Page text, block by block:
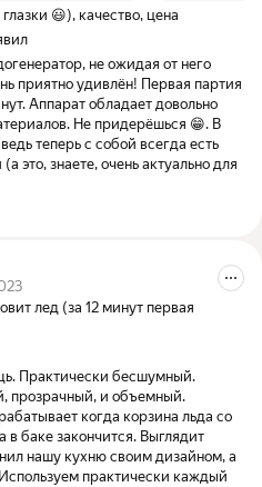
😃), качество, цена
не ожидая от него
удивлён! Первая партия
Аппарат обладает довольно
Не придерёшься 😁. В
теперь с собой всегда есть
это, знаете, очень актуально для
лед (за 12 минут первая
Практически бесшумный.
прозрачный, и объемный.
когда корзина льда со
в баке закончится. Выглядит
нашу кухню своим дизайном, а
практически каждый